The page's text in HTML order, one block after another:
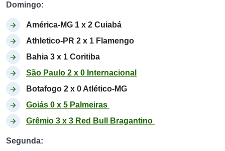
Domingo:
América-MG 1 x 2 Cuiabá
Athletico-PR 2 x 1 Flamengo
Bahia 3 x 1 Coritiba
São Paulo 2 x 0 Internacional
Botafogo 2 x 0 Atlético-MG
Goiás 0 x 5 Palmeiras
Grêmio 3 x 3 Red Bull Bragantino
Segunda: